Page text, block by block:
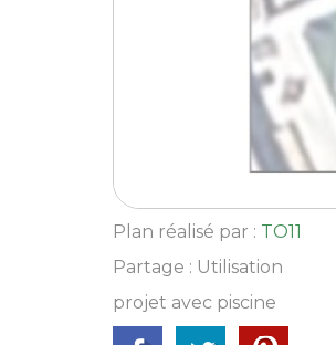
Plan réalisé par : TO11
Partage : Utilisation
projet avec piscine